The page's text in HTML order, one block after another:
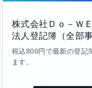
株式会社Ｄｏ－Ｗ
法人登記簿（全部
税込800円で最新の登記
ます。